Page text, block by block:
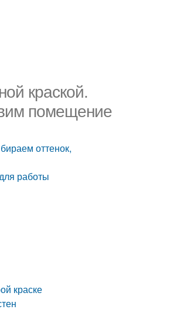
краской.
помещение
оттенок,
работы
краске